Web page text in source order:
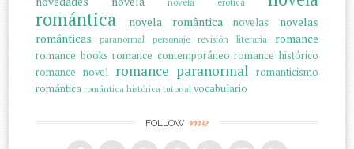
romántica
novela romântica novelas
novelas
románticas
paranormal personaje revisión literaria romance
romance books romance contemporáneo romance histórico
romance novel romance paranormal romanticismo
romántica romántica histórica tutorial vocabulario
FOLLOW me